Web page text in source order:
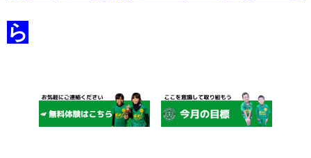
ら